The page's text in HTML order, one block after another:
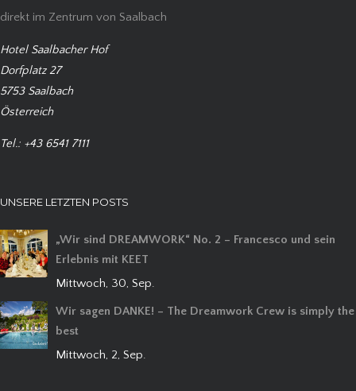
direkt im Zentrum von Saalbach
Hotel Saalbacher Hof
Dorfplatz 27
5753 Saalbach
Österreich
Tel.: +43 6541 7111
UNSERE LETZTEN POSTS
„Wir sind DREAMWORK“ No. 2 – Francesco und sein
Erlebnis mit KEET
Mittwoch, 30, Sep.
Wir sagen DANKE! – The Dreamwork Crew is simply the
best
Mittwoch, 2, Sep.